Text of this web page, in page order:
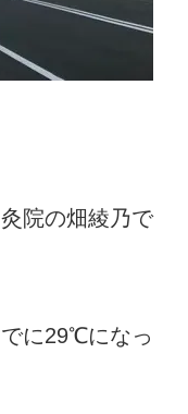
院の畑綾乃で
に29℃になっ